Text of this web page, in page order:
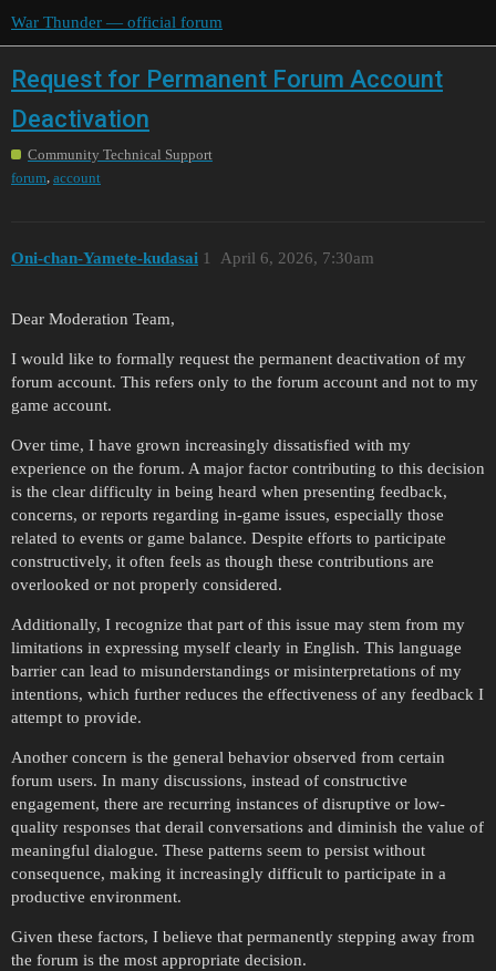
War Thunder — official forum
Request for Permanent Forum Account
Deactivation
Community Technical Support
forum account
Oni-chan-Yamete-kudasai April 6, 2026, 7:30am
1
Dear Moderation Team,
I would like to formally request the permanent deactivation of my
forum account. This refers only to the forum account and not to my
game account.
Over time, I have grown increasingly dissatisfied with my
experience on the forum. A major factor contributing to this decision
is the clear difficulty in being heard when presenting feedback,
concerns, or reports regarding in-game issues, especially those
related to events or game balance. Despite efforts to participate
constructively, it often feels as though these contributions are
overlooked or not properly considered.
Additionally, I recognize that part of this issue may stem from my
limitations in expressing myself clearly in English. This language
barrier can lead to misunderstandings or misinterpretations of my
intentions, which further reduces the effectiveness of any feedback I
attempt to provide.
Another concern is the general behavior observed from certain
forum users. In many discussions, instead of constructive
engagement, there are recurring instances of disruptive or low-
quality responses that derail conversations and diminish the value of
meaningful dialogue. These patterns seem to persist without
consequence, making it increasingly difficult to participate in a
productive environment.
Given these factors, I believe that permanently stepping away from
the forum is the most appropriate decision.